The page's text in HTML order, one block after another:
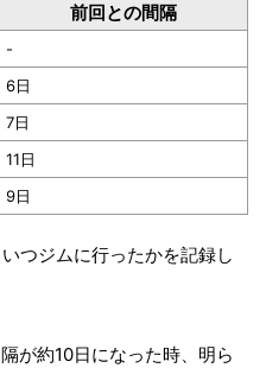
前回との間隔
-
6日
7日
11日
9日
つジムに行ったかを記録し
が約10日になった時、明ら